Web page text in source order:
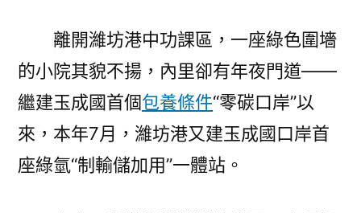
離開濰坊港中功課區，一座綠色圍墻
的小院其貌不揚，內里卻有年夜門道——
繼建玉成國首個包養條件“零碳口岸”以
來，本年7月，濰坊港又建玉成國口岸首
座綠氫“制輸儲加用”一體站。